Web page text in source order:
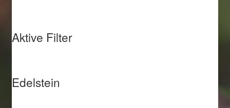
Aktive Filter
Edelstein